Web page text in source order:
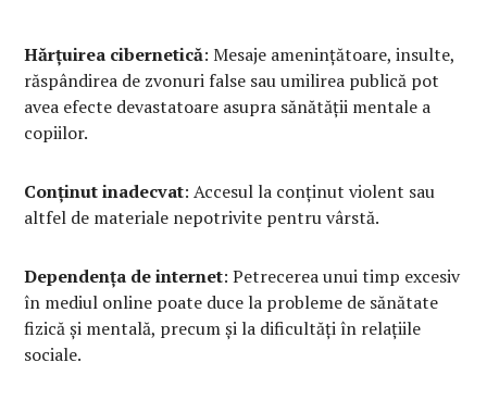
Hărțuirea cibernetică: Mesaje amenințătoare, insulte,
răspândirea de zvonuri false sau umilirea publică pot
avea efecte devastatoare asupra sănătății mentale a
copiilor.
Conținut inadecvat: Accesul la conținut violent sau
altfel de materiale nepotrivite pentru vârstă.
Dependența de internet: Petrecerea unui timp excesiv
în mediul online poate duce la probleme de sănătate
fizică și mentală, precum și la dificultăți în relațiile
sociale.